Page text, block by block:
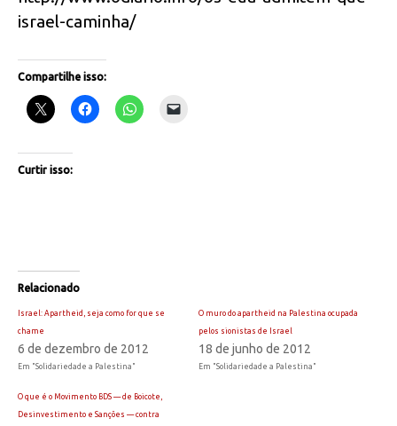
israel-caminha/
Compartilhe isso:
Curtir isso:
Relacionado
Israel: Apartheid, seja como for que se
chame
6 de dezembro de 2012
Em "Solidariedade a Palestina"
O muro do apartheid na Palestina ocupada
pelos sionistas de Israel
18 de junho de 2012
Em "Solidariedade a Palestina"
O que é o Movimento BDS — de Boicote,
Desinvestimento e Sanções — contra